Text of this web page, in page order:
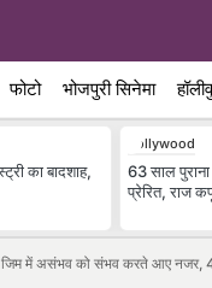
फोटो भोजपुरी सिनेमा
का बादशाह,
Bollywood
63 साल पुराना
प्रेरित, राज
जिम में असंभव को संभव करते आए